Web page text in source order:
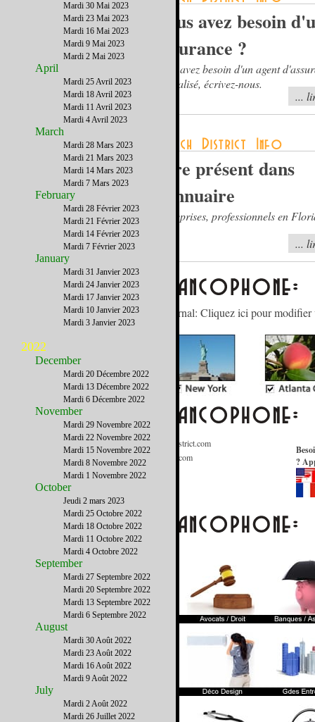
Vous avez besoin
assurance ?
Vous avez besoin d'un agent
spécialisé, écrivez-nous.
...
Etre présent dans
l'annuaire
Entreprises, professionnels en
...
Gérez votre abonnement à notre journal: Cliquez ici pour modifier
Informations Générales:Contact@FrenchDistrict.com
Publicité / Médias: Publicite@FrenchDistrict.com
Annuaire@FrenchDistrict.com
Rédaction:Redaction@FrenchDistrict.com
Webmaster:Webmaster@FrenchDistrict.com
?
Mardi 30 Mai 2023
Mardi 23 Mai 2023
Mardi 16 Mai 2023
Mardi 9 Mai 2023
Mardi 2 Mai 2023
April
Mardi 25 Avril 2023
Mardi 18 Avril 2023
Mardi 11 Avril 2023
Mardi 4 Avril 2023
March
Mardi 28 Mars 2023
Mardi 21 Mars 2023
Mardi 14 Mars 2023
Mardi 7 Mars 2023
February
Mardi 28 Février 2023
Mardi 21 Février 2023
Mardi 14 Février 2023
Mardi 7 Février 2023
January
Mardi 31 Janvier 2023
Mardi 24 Janvier 2023
Mardi 17 Janvier 2023
Mardi 10 Janvier 2023
Mardi 3 Janvier 2023
2022
December
Mardi 20 Décembre 2022
Mardi 13 Décembre 2022
Mardi 6 Décembre 2022
November
Mardi 29 Novembre 2022
Mardi 22 Novembre 2022
Mardi 15 Novembre 2022
Mardi 8 Novembre 2022
Mardi 1 Novembre 2022
October
Jeudi 2 mars 2023
Mardi 25 Octobre 2022
Mardi 18 Octobre 2022
Mardi 11 Octobre 2022
Mardi 4 Octobre 2022
September
Mardi 27 Septembre 2022
Mardi 20 Septembre 2022
Mardi 13 Septembre 2022
Mardi 6 Septembre 2022
August
Mardi 30 Août 2022
Mardi 23 Août 2022
Mardi 16 Août 2022
Mardi 9 Août 2022
July
Mardi 2 Août 2022
Mardi 26 Juillet 2022